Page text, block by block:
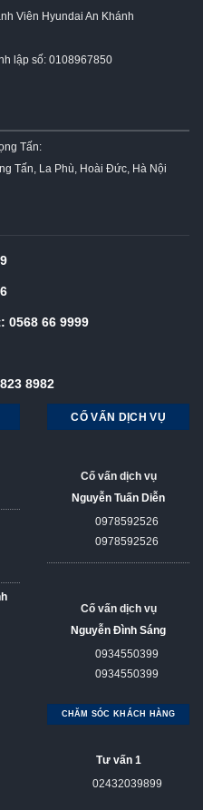
Viên Hyundai An Khánh
lập số: 0108967850
Tấn:
Tấn, La Phù, Hoài Đức, Hà Nội
0568 66 9999
8982
CỐ VẤN DỊCH VỤ
Cố vấn dịch vụ
Nguyễn Tuấn Diễn
0978592526
0978592526
Cố vấn dịch vụ
Nguyễn Đình Sáng
0934550399
0934550399
CHĂM SÓC KHÁCH HÀNG
Tư vấn 1
02432039899